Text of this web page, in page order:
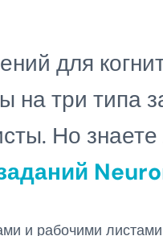
для
на три типа
Но
и рабочими листами